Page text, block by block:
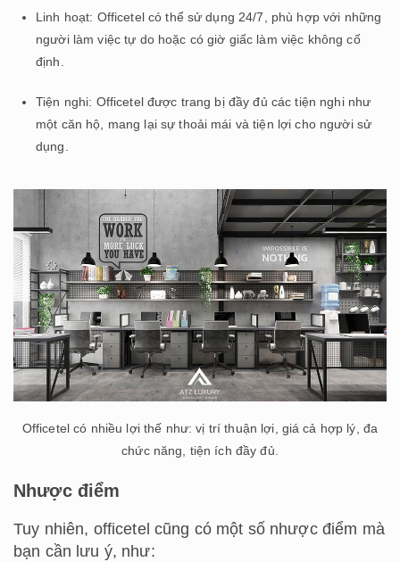
Linh hoạt: Officetel có thể sử dụng 24/7, phù hợp với những
người làm việc tự do hoặc có giờ giấc làm việc không cố
định.
Tiện nghi: Officetel được trang bị đầy đủ các tiện nghi như
một căn hộ, mang lại sự thoải mái và tiện lợi cho người sử
dụng.
Officetel có nhiều lợi thế như: vị trí thuận lợi, giá cả hợp lý, đa
chức năng, tiện ích đầy đủ.
Nhược điểm
Tuy nhiên, officetel cũng có một số nhược điểm mà
bạn cần lưu ý, như: